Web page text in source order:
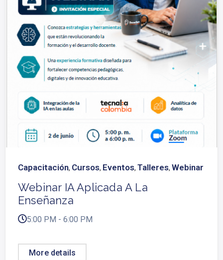
Capacitación, Cursos, Eventos, Talleres, Webinar
Webinar IA Aplicada A La
Enseñanza
5:00 PM - 6:00 PM
More details